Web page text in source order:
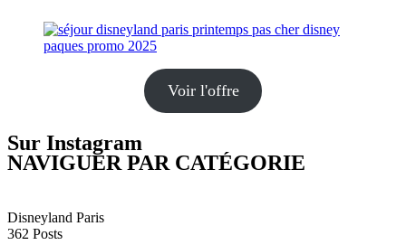
Voir l'offre
Sur Instagram
NAVIGUER PAR CATÉGORIE
Disneyland Paris
362 Posts